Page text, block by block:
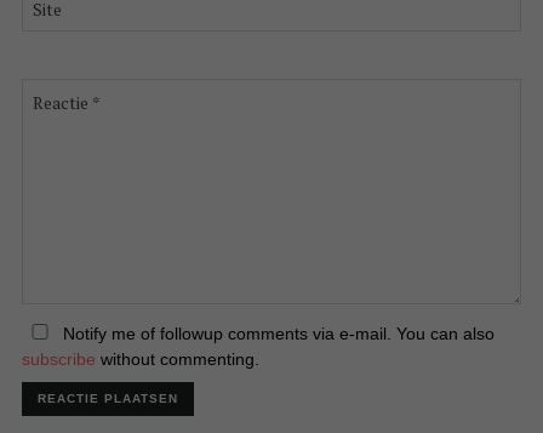
Notify me of followup comments via e-mail. You can also
subscribe without commenting.